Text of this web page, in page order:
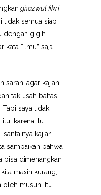
ghazwul fikri
tidak semua siap
dengan gigih.
kata “ilmu” saja
saran, agar kajian
tak usah bahas
saya tidak
karena itu
santainya kajian
sampaikan bahwa
bisa dimenangkan
masih kurang,
oleh musuh. Itu